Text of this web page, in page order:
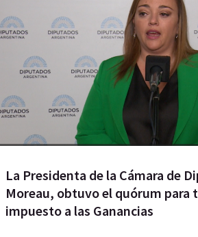
La Presidenta de la Cámara de
Moreau, obtuvo el quórum para
impuesto a las Ganancias